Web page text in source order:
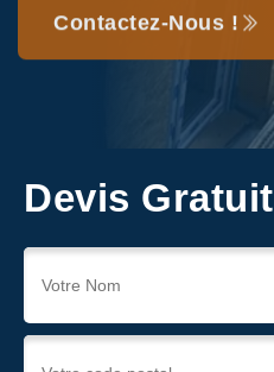
Contactez-Nous !
Devis Gratuit